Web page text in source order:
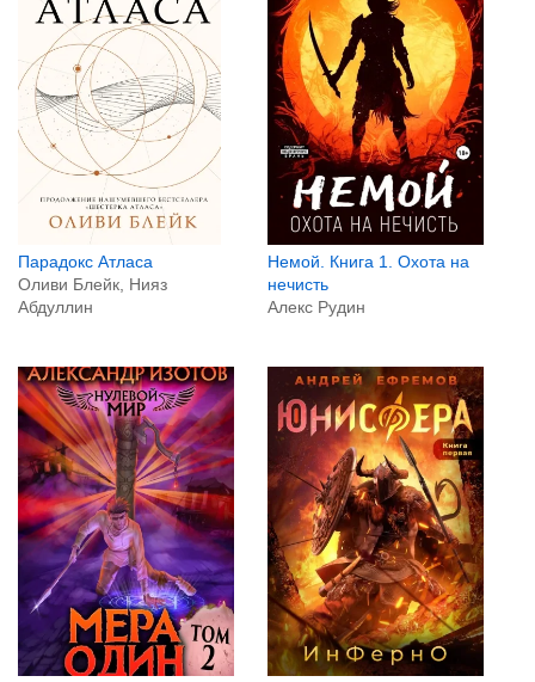
Парадокс Атласа
Оливи Блейк, Нияз
Абдуллин
Немой. Книга 1. Охота на
нечисть
Алекс Рудин